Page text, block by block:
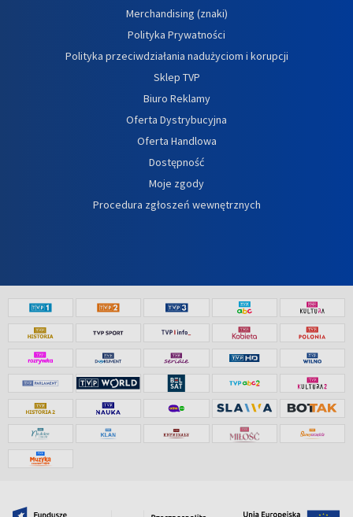
Merchandising (znaki)
Polityka Prywatności
Polityka przeciwdziałania nadużyciom i korupcji
Sklep TVP
Biuro Reklamy
Oferta Dystrybucyjna
Oferta Handlowa
Dostępność
Moje zgody
Procedura zgłoszeń wewnętrznych